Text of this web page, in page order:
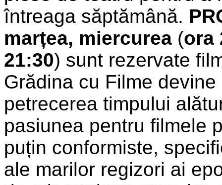
întreaga săptămână.
marțea, miercurea (ora
21:30) sunt rezervate
Grădina cu Filme
petrecerea timpului
pasiunea pentru filmele
puțin conformiste,
ale marilor regizori ai